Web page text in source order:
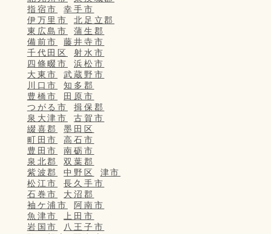
指宿市
幸手市
伊万里市
北足立郡
東広島市
蒲生郡
備前市
藤井寺市
千代田区
射水市
四條畷市
浜松市
大東市
武蔵野市
川口市
知多郡
豊橋市
田原市
つがる市
揖保郡
泉大津市
古賀市
綴喜郡
墨田区
町田市
高石市
豊田市
南砺市
泉北郡
双葉郡
紫波郡
中野区
津市
松江市
長久手市
石巻市
大沼郡
袖ケ浦市
阿南市
魚津市
上田市
岩国市
八王子市